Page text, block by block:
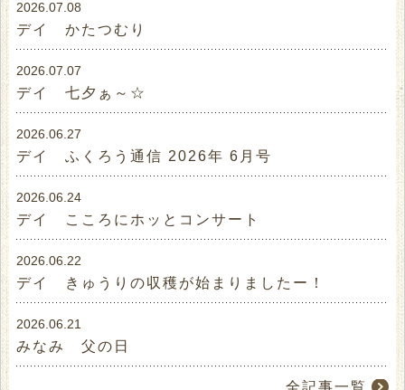
2026.07.08
デイ かたつむり
2026.07.07
デイ 七夕ぁ～☆
2026.06.27
デイ ふくろう通信 2026年 6月号
2026.06.24
デイ こころにホッとコンサート
2026.06.22
デイ きゅうりの収穫が始まりましたー！
2026.06.21
みなみ 父の日